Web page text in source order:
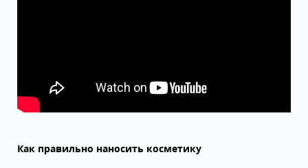
Как правильно наносить косметику